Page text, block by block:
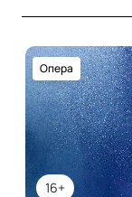
16+
Опера